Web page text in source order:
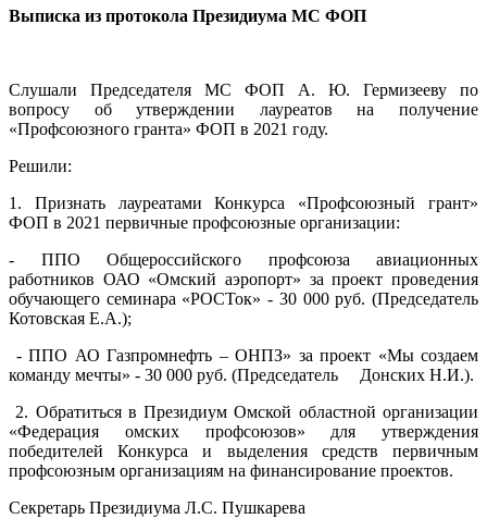
Выписка из протокола Президиума МС ФОП
Слушали Председателя МС ФОП А. Ю. Гермизееву по
вопросу об утверждении лауреатов на получение
«Профсоюзного гранта» ФОП в 2021 году.
Решили:
1. Признать лауреатами Конкурса «Профсоюзный грант»
ФОП в 2021 первичные профсоюзные организации:
- ППО Общероссийского профсоюза авиационных
работников ОАО «Омский аэропорт» за проект проведения
обучающего семинара «РОСТок» - 30 000 руб. (Председатель
Котовская Е.А.);
- ППО АО Газпромнефть – ОНПЗ» за проект «Мы создаем
команду мечты» - 30 000 руб. (Председатель Донских Н.И.).
2. Обратиться в Президиум Омской областной организации
«Федерация омских профсоюзов» для утверждения
победителей Конкурса и выделения средств первичным
профсоюзным организациям на финансирование проектов.
Секретарь Президиума Л.С. Пушкарева